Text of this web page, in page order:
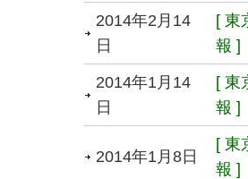
2014年2月14
日
[ 東
報 ]
2014年1月14
日
[ 東
報 ]
2014年1月8日
[ 東
報 ]